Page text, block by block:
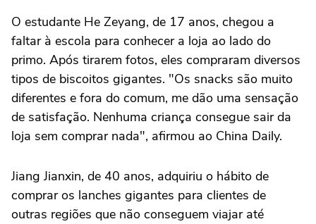
O estudante He Zeyang, de 17 anos, chegou a
faltar à escola para conhecer a loja ao lado do
primo. Após tirarem fotos, eles compraram diversos
tipos de biscoitos gigantes. "Os snacks são muito
diferentes e fora do comum, me dão uma sensação
de satisfação. Nenhuma criança consegue sair da
loja sem comprar nada", afirmou ao China Daily.
Jiang Jianxin, de 40 anos, adquiriu o hábito de
comprar os lanches gigantes para clientes de
outras regiões que não conseguem viajar até